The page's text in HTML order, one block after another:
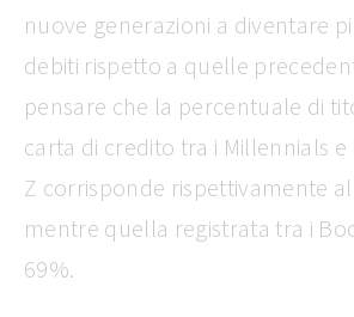
nuove generazioni a diventare
debiti rispetto a quelle
pensare che la percentuale di
carta di credito tra i Millennials e
Z corrisponde rispettivamente al
mentre quella registrata tra i
69%.